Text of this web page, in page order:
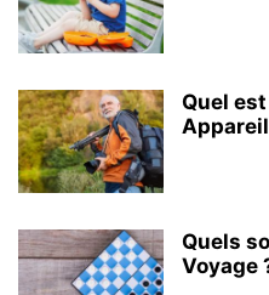
Quel
Quels
Voyage